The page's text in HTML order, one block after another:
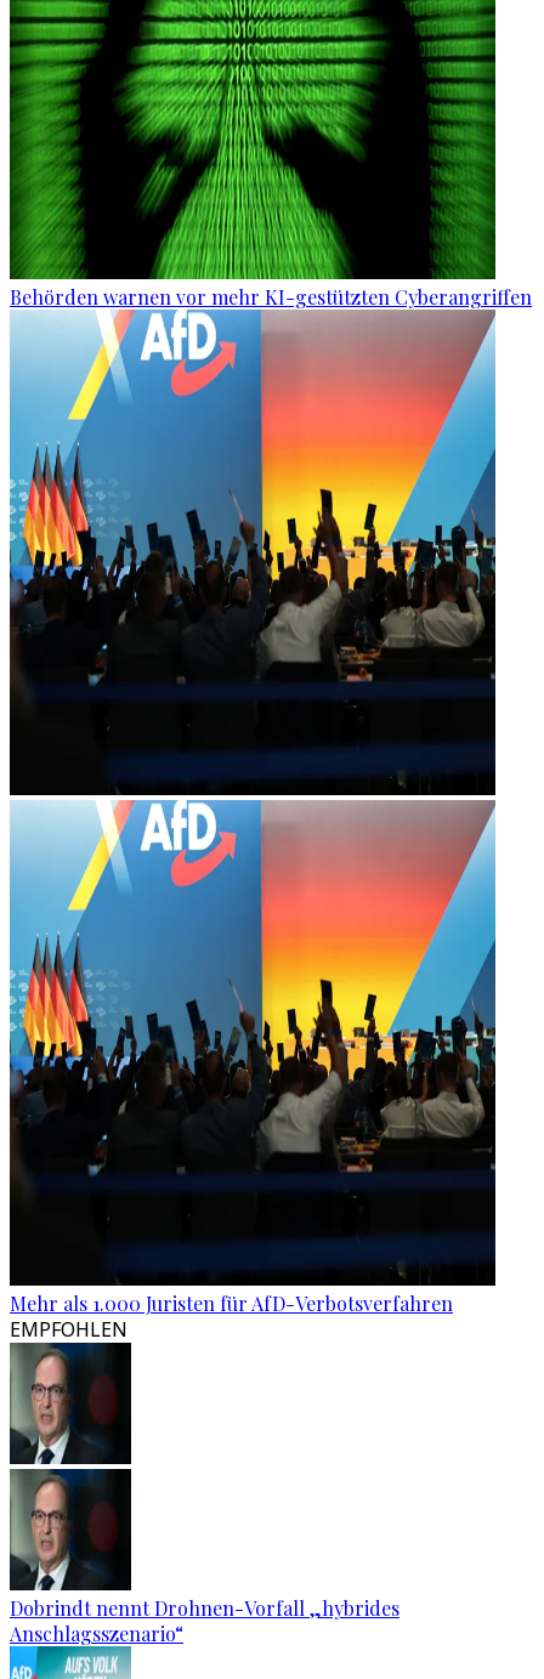
Behörden warnen vor mehr KI-gestützten Cyberangriffen
Mehr als 1.000 Juristen für AfD-Verbotsverfahren
EMPFOHLEN
Dobrindt nennt Drohnen-Vorfall „hybrides
Anschlagsszenario“